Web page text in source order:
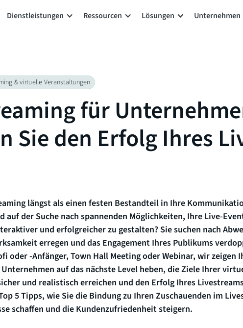
Dienstleistungen Ressourcen Lösungen Unternehmen
& virtuelle Veranstaltungen
für
Sie den Erfolg Ihres
längst als einen festen Bestandteil in Ihre
auf der Suche nach spannenden Möglichkeiten, Ihre Live-
und erfolgreicher zu gestalten? Sie suchen nach
erregen und das Engagement Ihres Publikums
oder -Anfänger, Town Hall Meeting oder Webinar, wir zeigen
auf das nächste Level heben, die Ziele Ihrer
und realistisch erreichen und den Erfolg Ihres
5 Tipps, wie Sie die Bindung zu Ihren Zuschauenden im
schaffen und die Kundenzufriedenheit steigern.